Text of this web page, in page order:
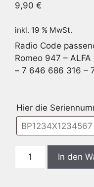
9,90 €
inkl. 19 % MwSt.
Radio Code
Romeo 947 –
– 7 646 686 316 –
Hier die
Blaupunkt
In den